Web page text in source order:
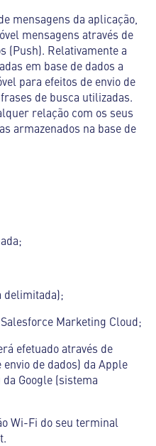
mensagens da aplicação,
mensagens através de
(Push). Relativamente a
em base de dados a
para efeitos de envio de
de busca utilizadas.
relação com os seus
armazenados na base de
delimitada);
Marketing Cloud;
efetuado através de
de dados) da Apple
Google (sistema
Wi-Fi do seu terminal